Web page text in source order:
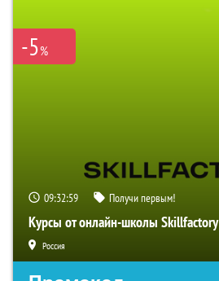
-5%
09:32:58 Получи первым!
Курсы от онлайн-школы Skillfactory
Россия